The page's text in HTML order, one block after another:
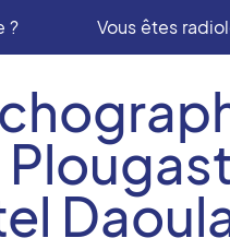
? Vous êtes